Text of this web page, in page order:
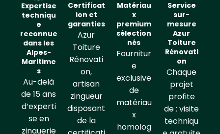
Expertise
techniqu
e
reconnue
dans les
Alpes-
Maritime
s
Au-delà
de 15 ans
d’experti
se en
zinguerie
Certificat
ion et
garanties
Azur
Toiture
Rénovati
on,
artisan
zingueur
disposant
de la
Matériau
x
premium
sélection
nés
Fournitur
e
exclusive
de
matériau
x
homolog
Service
sur-
mesure
Azur
Toiture
Rénovati
on
Chaque
projet
profite
de : visite
techniqu